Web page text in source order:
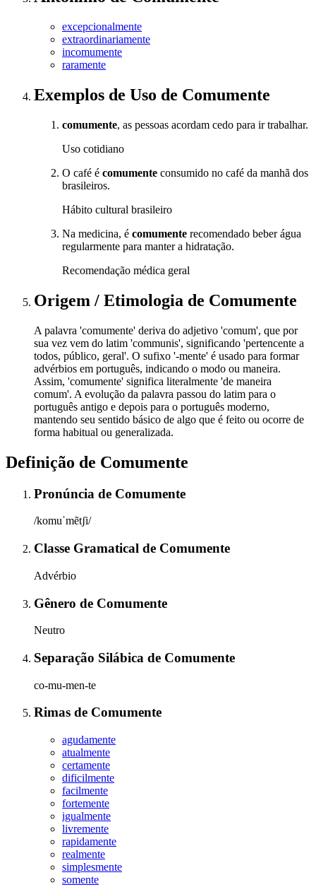
excepcionalmente
extraordinariamente
incomumente
raramente
Exemplos de Uso de Comumente
comumente, as pessoas acordam cedo para ir trabalhar.
Uso cotidiano
O café é comumente consumido no café da manhã dos
brasileiros.
Hábito cultural brasileiro
Na medicina, é comumente recomendado beber água
regularmente para manter a hidratação.
Recomendação médica geral
Origem / Etimologia de Comumente
A palavra 'comumente' deriva do adjetivo 'comum', que por
sua vez vem do latim 'communis', significando 'pertencente a
todos, público, geral'. O sufixo '-mente' é usado para formar
advérbios em português, indicando o modo ou maneira.
Assim, 'comumente' significa literalmente 'de maneira
comum'. A evolução da palavra passou do latim para o
português antigo e depois para o português moderno,
mantendo seu sentido básico de algo que é feito ou ocorre de
forma habitual ou generalizada.
Definição de Comumente
Pronúncia de Comumente
/komuˈmẽtʃi/
Classe Gramatical de Comumente
Advérbio
Gênero de Comumente
Neutro
Separação Silábica de Comumente
co-mu-men-te
Rimas de Comumente
agudamente
atualmente
certamente
dificilmente
facilmente
fortemente
igualmente
livremente
rapidamente
realmente
simplesmente
somente